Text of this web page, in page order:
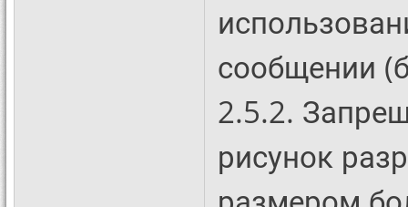
сообщении
2.5.2.
рисунок